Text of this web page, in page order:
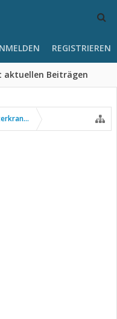
aktuellen Beiträgen
REGISTRIEREN